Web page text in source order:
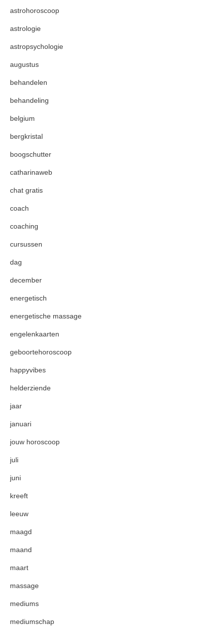
astrohoroscoop
astrologie
astropsychologie
augustus
behandelen
behandeling
belgium
bergkristal
boogschutter
catharinaweb
chat gratis
coach
coaching
cursussen
dag
december
energetisch
energetische massage
engelenkaarten
geboortehoroscoop
happyvibes
helderziende
jaar
januari
jouw horoscoop
juli
juni
kreeft
leeuw
maagd
maand
maart
massage
mediums
mediumschap